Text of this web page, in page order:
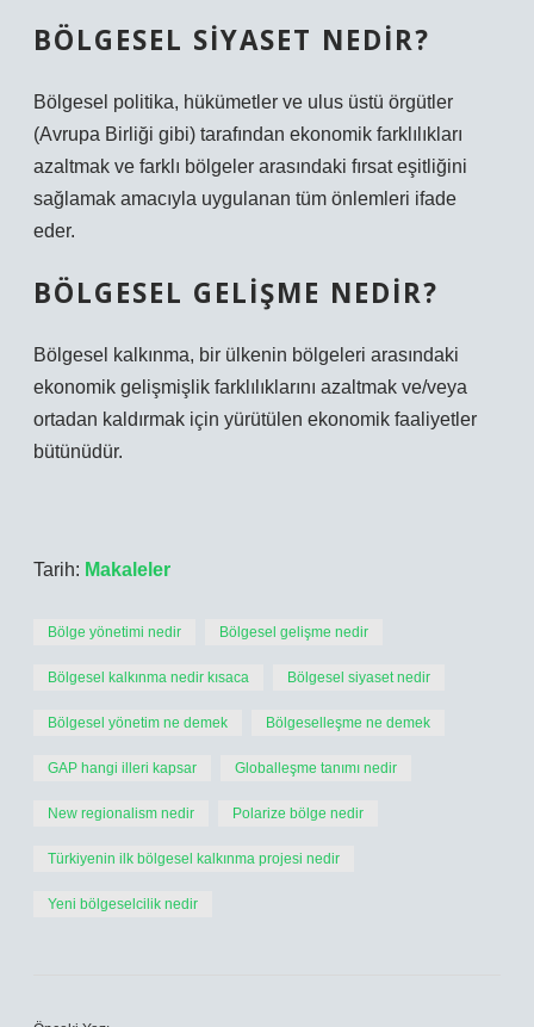
BÖLGESEL SIYASET NEDIR?
Bölgesel politika, hükümetler ve ulus üstü örgütler
(Avrupa Birliği gibi) tarafından ekonomik farklılıkları
azaltmak ve farklı bölgeler arasındaki fırsat eşitliğini
sağlamak amacıyla uygulanan tüm önlemleri ifade
eder.
BÖLGESEL GELIŞME NEDIR?
Bölgesel kalkınma, bir ülkenin bölgeleri arasındaki
ekonomik gelişmişlik farklılıklarını azaltmak ve/veya
ortadan kaldırmak için yürütülen ekonomik faaliyetler
bütünüdür.
Tarih: Makaleler
Bölge yönetimi nedir Bölgesel gelişme nedir
Bölgesel kalkınma nedir kısaca Bölgesel siyaset nedir
Bölgesel yönetim ne demek Bölgeselleşme ne demek
GAP hangi illeri kapsar Globalleşme tanımı nedir
New regionalism nedir Polarize bölge nedir
Türkiyenin ilk bölgesel kalkınma projesi nedir
Yeni bölgeselcilik nedir